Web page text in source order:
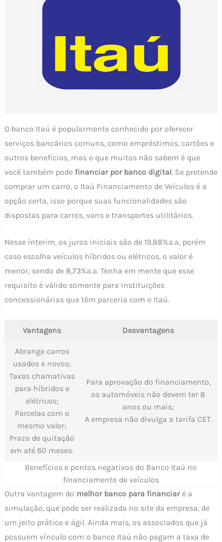
O banco Itaú é popularmente conhecido por oferecer
serviços bancários comuns, como empréstimos, cartões e
outros benefícios, mas o que muitos não sabem é que
você também pode financiar por banco digital. Se pretende
comprar um carro, o Itaú Financiamento de Veículos é a
opção certa, isso porque suas funcionalidades são
dispostas para carros, vans e transportes utilitários.
Nesse ínterim, os juros iniciais são de 19,88%a.a, porém
caso escolha veículos híbridos ou elétricos, o valor é
menor, sendo de 8,73%a.a. Tenha em mente que esse
requisito é válido somente para instituições
concessionárias que têm parceria com o Itaú.
Vantagens Desvantagens
Abrange carros
usados e novos;
Taxas chamativas
para híbridos e
elétricos;
Parcelas com o
mesmo valor;
Prazo de quitação
em até 60 meses.
Para aprovação do financiamento,
os automóveis não devem ter 8
anos ou mais;
A empresa não divulga a tarifa CET.
Benefícios e pontos negativos do Banco Itaú no
financiamento de veículos
Outra vantagem do melhor banco para financiaré a
simulação, que pode ser realizada no site da empresa, de
um jeito prático e ágil. Ainda mais, os associados que já
possuem vínculo com o banco Itaú não pagam a taxa de